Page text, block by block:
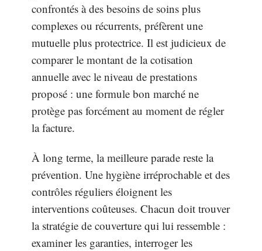
confrontés à des besoins de soins plus
complexes ou récurrents, préfèrent une
mutuelle plus protectrice. Il est judicieux de
comparer le montant de la cotisation
annuelle avec le niveau de prestations
proposé : une formule bon marché ne
protège pas forcément au moment de régler
la facture.
À long terme, la meilleure parade reste la
prévention. Une hygiène irréprochable et des
contrôles réguliers éloignent les
interventions coûteuses. Chacun doit trouver
la stratégie de couverture qui lui ressemble :
examiner les garanties, interroger les